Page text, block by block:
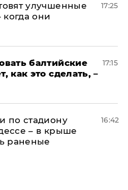
улучшенные
когда они
17:25
балтийские
как это сделать, –
17:15
по стадиону
– в крыше
раненые
16:42